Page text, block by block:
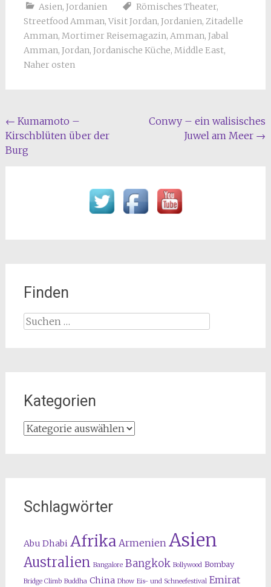
Asien, Jordanien Römisches Theater,
Streetfood Amman, Visit Jordan, Jordanien, Zitadelle
Amman, Mortimer Reisemagazin, Amman, Jabal
Amman, Jordan, Jordanische Küche, Middle East,
Naher osten
Beitragsnavigation
← Kumamoto –
Kirschblüten über der
Burg
Conwy – ein walisisches
Juwel am Meer →
Finden
Suchen
Kategorien
Kategorien
Schlagwörter
Abu Dhabi Afrika Armenien Asien
Australien Bangalore Bangkok Bollywood Bombay
Bridge Climb Buddha China Dhow Eis- und Schneefestival Emirat